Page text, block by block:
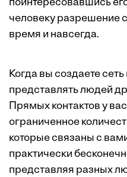
поинтересовавшись
человеку разрешение
время и навсегда.
Когда вы создаете
представлять людей
Прямых контактов у
ограниченное
которые связаны с
практически
представляя разных